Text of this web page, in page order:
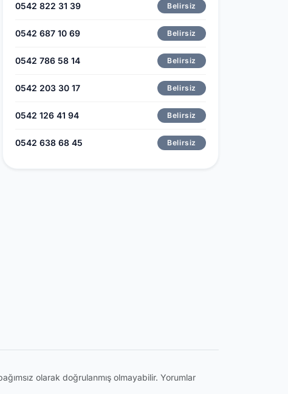
0542 822 31 39 Belirsiz
0542 687 10 69 Belirsiz
0542 786 58 14 Belirsiz
0542 203 30 17 Belirsiz
0542 126 41 94 Belirsiz
0542 638 68 45 Belirsiz
olarak doğrulanmış olmayabilir. Yorumlar